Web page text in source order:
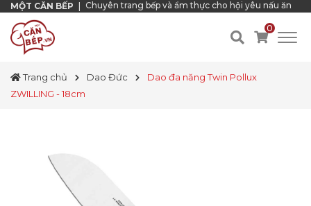
MỘT CĂN BẾP Chuyên trang bếp và ẩm thực cho hội yêu nấu ăn
0
Trang chủ Dao Đức
Dao đa năng Twin Pollux
ZWILLING - 18cm